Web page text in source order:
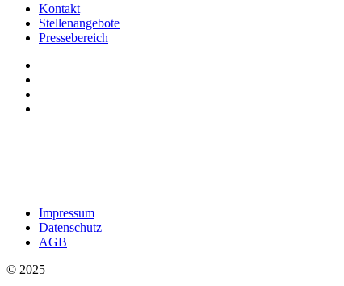
Kontakt
Stellenangebote
Pressebereich
Impressum
Datenschutz
AGB
© 2025